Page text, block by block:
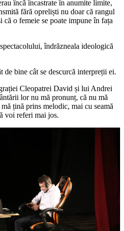
încă încastrate în anumite limite,
fără opreliști nu doar că rangul
că o femeie se poate impune în fața
îndrăzneala ideologică
de bine cât se descurcă interpreții ei.
Cleopatrei David și lui Andrei
lor nu mă pronunț, că nu mă
țină prins melodic, mai cu seamă
voi referi mai jos.